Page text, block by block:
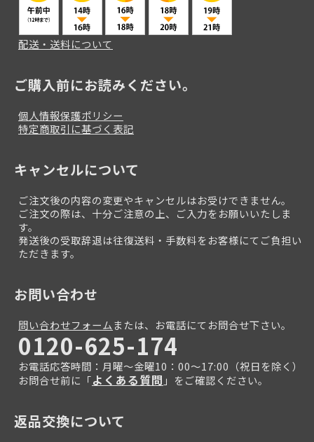
配送・送料について
ご購入前にお読みください。
個人情報保護ポリシー
特定商取引に基づく表記
キャンセルについて
ご注文後の内容の変更やキャンセルはお受けできません。
ご注文の際は、十分ご注意の上、ご入力をお願いいたしま
す。
発送後の受取辞退は往復送料・手数料をお客様にてご負担い
ただきます。
お問い合わせ
問い合わせフォームまたは、お電話にてお問合せ下さい。
0120-625-174
お電話応答時間：月曜～金曜10：00～17:00（祝日を除く）
お問合せ前に「よくある質問 」をご確認ください。
返品交換について